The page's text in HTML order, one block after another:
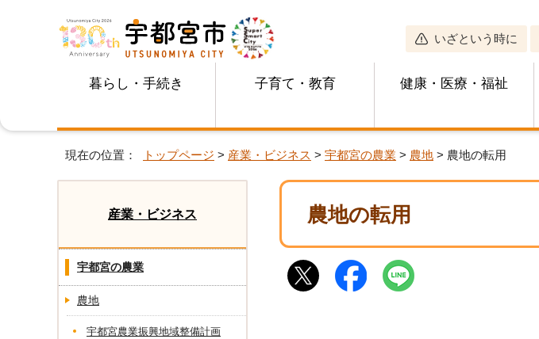
いざという時に
暮らし・手続き 子育て・教育 健康・医療・福祉
現在の位置： トップページ > 産業・ビジネス > 宇都宮の農業 > 農地 > 農地の転用
農地の転用
産業・ビジネス
宇都宮の農業
農地
宇都宮農業振興地域整備計画